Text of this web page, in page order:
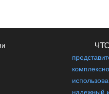
надежный